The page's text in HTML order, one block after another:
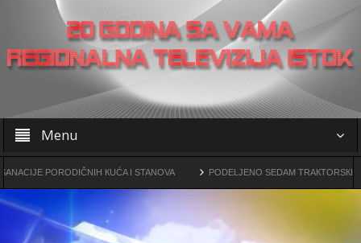
Menu
КUĆA I STANOVA PODELJENO SEDAM TRAКTORSКIH КOSILICA